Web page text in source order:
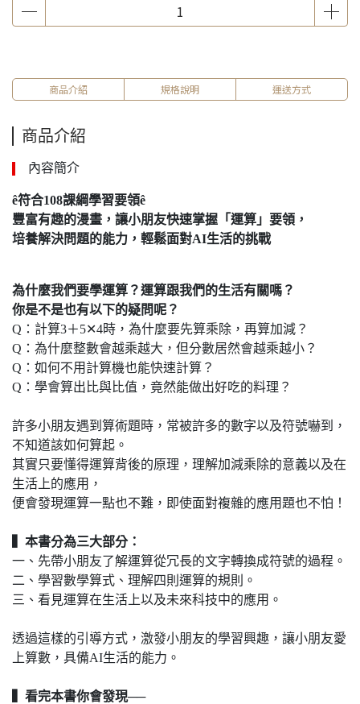
商品介紹 規格說明 運送方式
商品介紹
內容簡介
ê符合108課綱學習要領ê
豐富有趣的漫畫，讓小朋友快速掌握「運算」要領，
培養解決問題的能力，輕鬆面對AI生活的挑戰
為什麼我們要學運算？運算跟我們的生活有關嗎？
你是不是也有以下的疑問呢？
Q：計算3＋5✕4時，為什麼要先算乘除，再算加減？
Q：為什麼整數會越乘越大，但分數居然會越乘越小？
Q：如何不用計算機也能快速計算？
Q：學會算出比與比值，竟然能做出好吃的料理？
許多小朋友遇到算術題時，常被許多的數字以及符號嚇到，
不知道該如何算起。
其實只要懂得運算背後的原理，理解加減乘除的意義以及在
生活上的應用，
便會發現運算一點也不難，即使面對複雜的應用題也不怕！
本書分為三大部分：
一、先帶小朋友了解運算從冗長的文字轉換成符號的過程。
二、學習數學算式、理解四則運算的規則。
三、看見運算在生活上以及未來科技中的應用。
透過這樣的引導方式，激發小朋友的學習興趣，讓小朋友愛
上算數，具備AI生活的能力。
看完本書你會發現──